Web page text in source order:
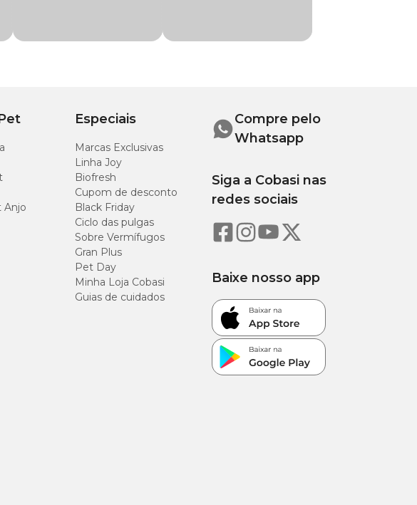
10 cm
Anjo
Especiais
Marcas Exclusivas
Linha Joy
Biofresh
Cupom de desconto
Black Friday
Ciclo das pulgas
Sobre Vermífugos
Gran Plus
Pet Day
Minha Loja Cobasi
Guias de cuidados
Compre pelo
Whatsapp
Siga a Cobasi nas
redes sociais
Baixe nosso app